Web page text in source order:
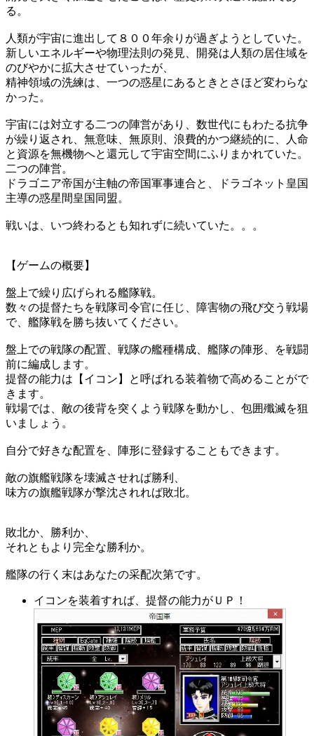
る。
人類が宇宙に進出して８００年余りが過ぎようとしていた。
新しいエネルギーや物理法則の発見、開発は人類の居住域を
のびやかに拡大させていったが、
精神領域の洗練は、一つの惑星にあるときとさほど変わらな
かった。
宇宙には対立する二つの陣営があり、数世代にもわたる抗争
が繰り返され、無意味、無原則、浪費的かつ継続的に、人命
と資源を無機物へと還元して宇宙空間にふりまかれていた。
二つの陣営。
ドラゴニア帝国が主軸の帝国軍事連合と、ドラゴネット皇国
主導の惑星間皇国同盟。
戦いは、いつ終わるとも知れずに続いていた。。。
【ゲームの概要】
盤上で繰り広げられる艦隊戦。
数々の提督たちを戦隊司令官に任じ、障害物の飛び交う戦場
で、艦隊戦を勝ち抜いてください。
盤上での戦隊の配置、戦隊の艦種構成、艦隊の陣形、を戦闘
前に編成します。
提督の能力は【イコン】と呼ばれる装着物で高めることがで
きます。
戦場では、敵の後背を突くよう戦隊を動かし、包囲殲滅を狙
いましょう。
自分で好きな配置を、陣形に登録することもできます。
敵の旗艦戦隊を壊滅させれば勝利、
味方の旗艦戦隊が撃沈されれば敗北。
敗北か、勝利か、
それともより完全な勝利か。
艦隊の行く末はあなたの采配次第です。
イコンを装着すれば、提督の能力がＵＰ！